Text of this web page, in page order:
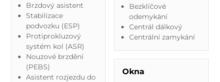
Brzdový asistent
Stabilizace
podvozku (ESP)
Protiprokluzový
systém kol (ASR)
Nouzové brzdění
(PEBS)
Asistent rozjezdu do
Bezklíčové
odemykání
Centrál dálkový
Centrální zamykání
Okna